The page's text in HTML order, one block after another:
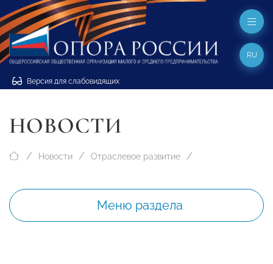
Версия для слабовидящих
RU
НОВОСТИ
Новости Отраслевое развитие
Меню раздела